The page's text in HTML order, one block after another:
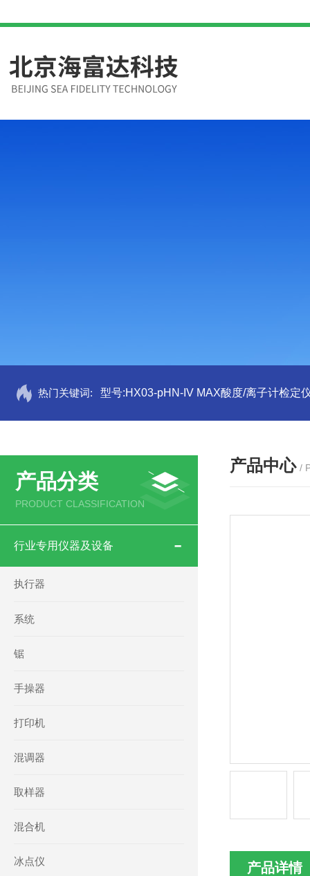
热门关键词: 型号:HX03-pHN-IV MAX酸度/离子计检定
产品分类
PRODUCT CLASSIFICATION
行业专用仪器及设备
执行器
系统
锯
手操器
打印机
混调器
取样器
混合机
冰点仪
产品中心 /
产品详情